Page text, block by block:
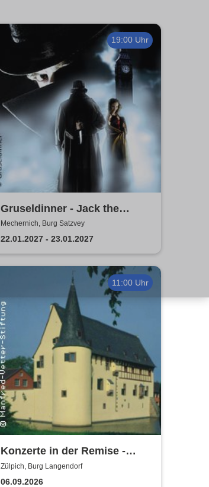
19:00 Uhr
Gruseldinner - Jack the
Ripper
Mechernich, Burg Satzvey
22.01.2027 - 23.01.2027
11:00 Uhr
Konzerte in der Remise -
Burg Langendorf
Zülpich, Burg Langendorf
06.09.2026